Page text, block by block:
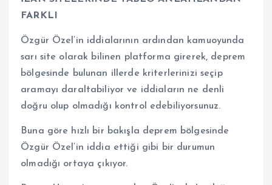
FARKLI
Özgür Özel’in iddialarının ardından kamuoyunda
sarı site olarak bilinen platforma girerek, deprem
bölgesinde bulunan illerde kriterlerinizi seçip
aramayı daraltabiliyor ve iddiaların ne denli
doğru olup olmadığı kontrol edebiliyorsunuz.
Buna göre hızlı bir bakışla deprem bölgesinde
Özgür Özel’in iddia ettiği gibi bir durumun
olmadığı ortaya çıkıyor.